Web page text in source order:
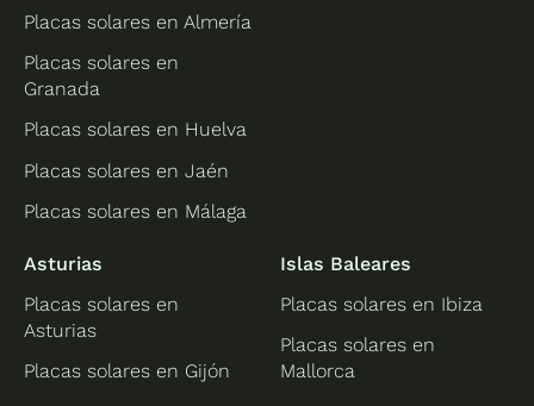
Placas solares en Almería
Placas solares en
Granada
Placas solares en Huelva
Placas solares en Jaén
Placas solares en Málaga
Asturias
Placas solares en
Asturias
Placas solares en Gijón
Islas Baleares
Placas solares en Ibiza
Placas solares en
Mallorca